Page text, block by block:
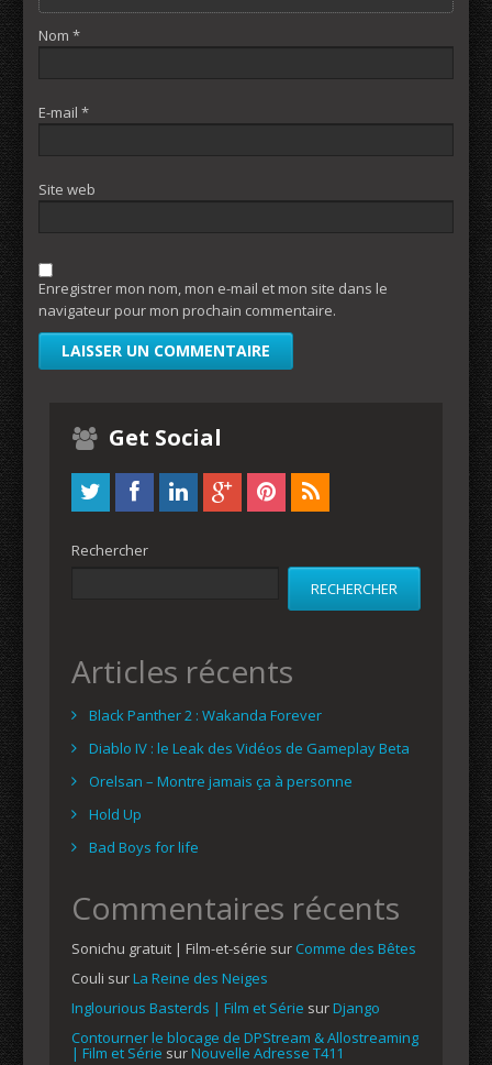
Nom *
E-mail *
Site web
Enregistrer mon nom, mon e-mail et mon site dans le
navigateur pour mon prochain commentaire.
Get Social
Rechercher
RECHERCHER
Articles récents
Black Panther 2 : Wakanda Forever
Diablo IV : le Leak des Vidéos de Gameplay Beta
Orelsan – Montre jamais ça à personne
Hold Up
Bad Boys for life
Commentaires récents
Sonichu gratuit | Film-et-série sur Comme des Bêtes
Couli surLa Reine des Neiges
Inglourious Basterds | Film et Série surDjango
Contourner le blocage de DPStream & Allostreaming
| Film et Série surNouvelle Adresse T411